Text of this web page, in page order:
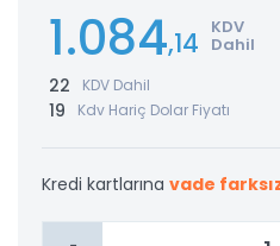
1.084,14 KDV
Dahil
22 KDV Dahil
19 Kdv Hariç Dolar Fiyatı
Kredi kartlarına vade